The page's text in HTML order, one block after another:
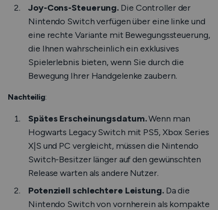
Joy-Cons-Steuerung. Die Controller der
Nintendo Switch verfügen über eine linke und
eine rechte Variante mit Bewegungssteuerung,
die Ihnen wahrscheinlich ein exklusives
Spielerlebnis bieten, wenn Sie durch die
Bewegung Ihrer Handgelenke zaubern.
Nachteilig:
Spätes Erscheinungsdatum.Wenn man
Hogwarts Legacy Switch mit PS5, Xbox Series
X|S und PC vergleicht, müssen die Nintendo
Switch-Besitzer länger auf den gewünschten
Release warten als andere Nutzer.
Potenziell schlechtere Leistung. Da die
Nintendo Switch von vornherein als kompakte